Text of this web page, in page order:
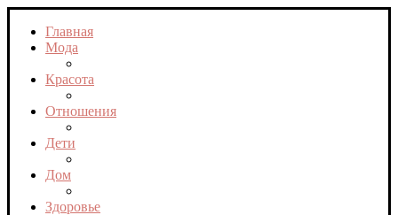
Главная
Мода
Красота
Отношения
Дети
Дом
Здоровье